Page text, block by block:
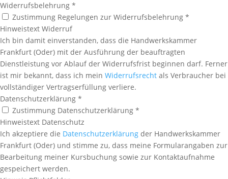
Widerrufsbelehrung *
Zustimmung Regelungen zur Widerrufsbelehrung *
Hinweistext Widerruf
Ich bin damit einverstanden, dass die Handwerkskammer
Frankfurt (Oder) mit der Ausführung der beauftragten
Dienstleistung vor Ablauf der Widerrufsfrist beginnen darf. Ferner
ist mir bekannt, dass ich mein Widerrufsrecht als Verbraucher bei
vollständiger Vertragserfüllung verliere.
Datenschutzerklärung *
Zustimmung Datenschutzerklärung *
Hinweistext Datenschutz
Ich akzeptiere die Datenschutzerklärung der Handwerkskammer
Frankfurt (Oder) und stimme zu, dass meine Formularangaben zur
Bearbeitung meiner Kursbuchung sowie zur Kontaktaufnahme
gespeichert werden.